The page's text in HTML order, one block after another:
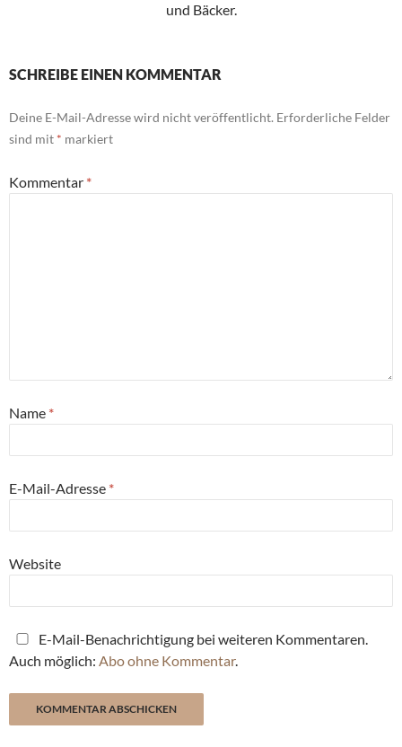
und Bäcker.
SCHREIBE EINEN KOMMENTAR
Deine E-Mail-Adresse wird nicht veröffentlicht. Erforderliche Felder
sind mit * markiert
Kommentar *
Name *
E-Mail-Adresse *
Website
E-Mail-Benachrichtigung bei weiteren Kommentaren.
Auch möglich: Abo ohne Kommentar.